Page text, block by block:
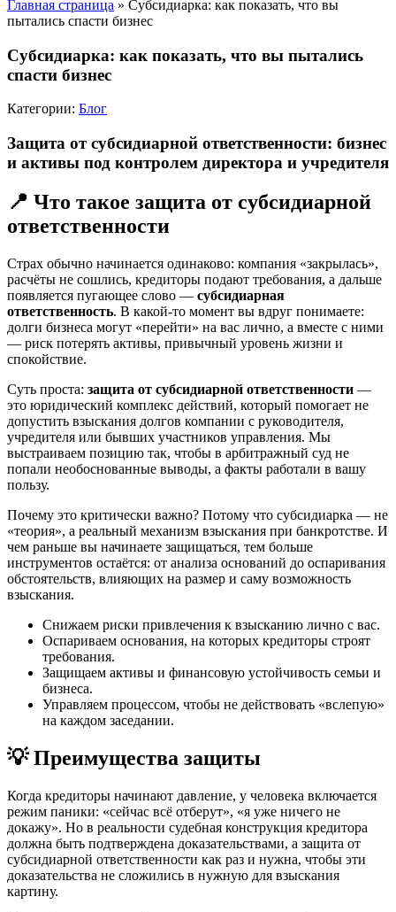
Главная страница » Субсидиарка: как показать, что вы
пытались спасти бизнес
Субсидиарка: как показать, что вы пытались
спасти бизнес
Категории: Блог
Защита от субсидиарной ответственности: бизнес
и активы под контролем директора и учредителя
📍 Что такое защита от субсидиарной
ответственности
Страх обычно начинается одинаково: компания «закрылась»,
расчёты не сошлись, кредиторы подают требования, а дальше
появляется пугающее слово — субсидиарная
ответственность. В какой-то момент вы вдруг понимаете:
долги бизнеса могут «перейти» на вас лично, а вместе с ними
— риск потерять активы, привычный уровень жизни и
спокойствие.
Суть проста: защита от субсидиарной ответственности —
это юридический комплекс действий, который помогает не
допустить взыскания долгов компании с руководителя,
учредителя или бывших участников управления. Мы
выстраиваем позицию так, чтобы в арбитражный суд не
попали необоснованные выводы, а факты работали в вашу
пользу.
Почему это критически важно? Потому что субсидиарка — не
«теория», а реальный механизм взыскания при банкротстве. И
чем раньше вы начинаете защищаться, тем больше
инструментов остаётся: от анализа оснований до оспаривания
обстоятельств, влияющих на размер и саму возможность
взыскания.
Снижаем риски привлечения к взысканию лично с вас.
Оспариваем основания, на которых кредиторы строят
требования.
Защищаем активы и финансовую устойчивость семьи и
бизнеса.
Управляем процессом, чтобы не действовать «вслепую»
на каждом заседании.
💡 Преимущества защиты
Когда кредиторы начинают давление, у человека включается
режим паники: «сейчас всё отберут», «я уже ничего не
докажу». Но в реальности судебная конструкция кредитора
должна быть подтверждена доказательствами, а защита от
субсидиарной ответственности как раз и нужна, чтобы эти
доказательства не сложились в нужную для взыскания
картину.